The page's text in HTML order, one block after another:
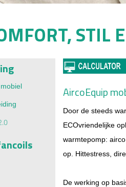
STIL
AircoEquip
Door de steeds
ECOvriendelijke
warmtepomp:
op. Hittestress,
De werking op